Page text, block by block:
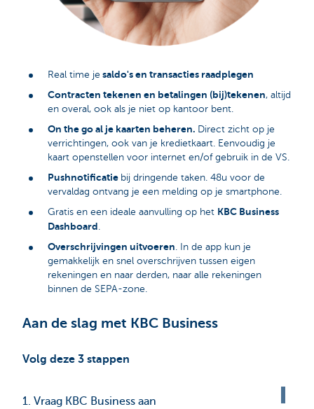
Real time je saldo's en transacties raadplegen
Contracten tekenen en betalingen (bij)tekenen, altijd
en overal, ook als je niet op kantoor bent.
On the go al je kaarten beheren. Direct zicht op je
verrichtingen, ook van je kredietkaart. Eenvoudig je
kaart openstellen voor internet en/of gebruik in de VS.
Pushnotificatie bij dringende taken. 48u voor de
vervaldag ontvang je een melding op je smartphone.
Gratis en een ideale aanvulling op het KBC Business
Dashboard.
Overschrijvingen uitvoeren. In de app kun je
gemakkelijk en snel overschrijven tussen eigen
rekeningen en naar derden, naar alle rekeningen
binnen de SEPA-zone.
Aan de slag met KBC Business
Volg deze 3 stappen
1. Vraag KBC Business aan